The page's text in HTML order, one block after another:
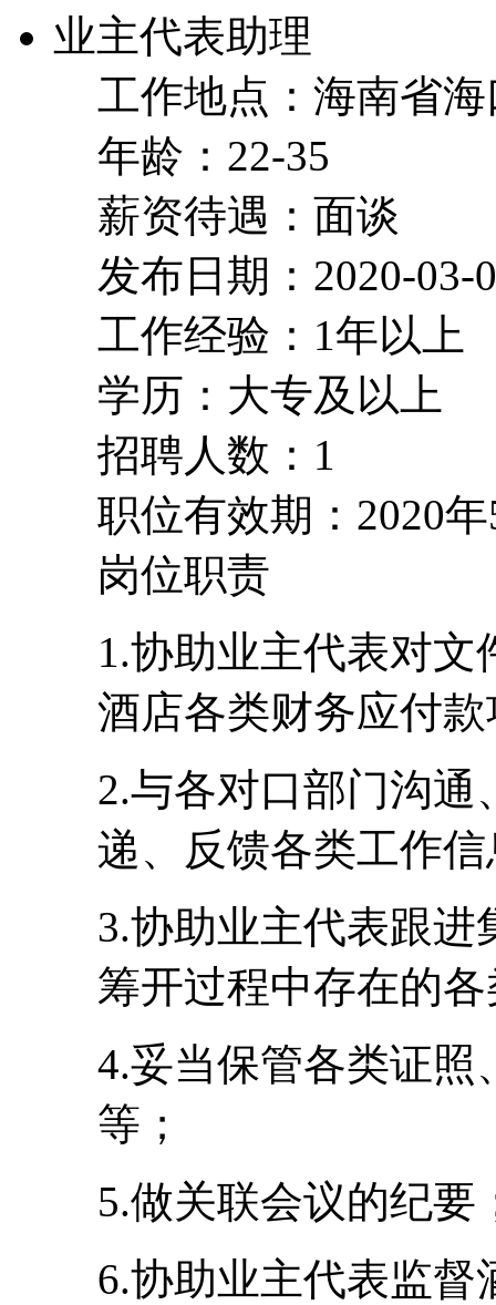
业主代表助理
工作地点：海南省
年龄：22-35
薪资待遇：面谈
发布日期：2020-03-
工作经验：1年以上
学历：大专及以上
招聘人数：1
职位有效期：2020
岗位职责
1.协助业主代表对
酒店各类财务应付
2.与各对口部门沟
递、反馈各类工作
3.协助业主代表跟
筹开过程中存在的
4.妥当保管各类证照
等；
5.做关联会议的纪要
6.协助业主代表监